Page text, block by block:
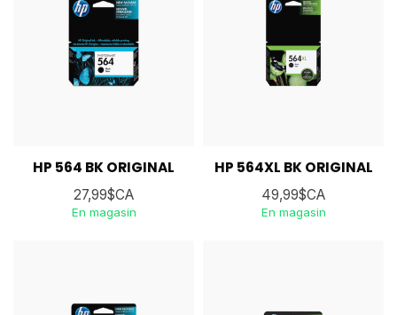
HP 564 BK ORIGINAL
27,99$CA
En magasin
HP 564XL BK ORIGINAL
49,99$CA
En magasin